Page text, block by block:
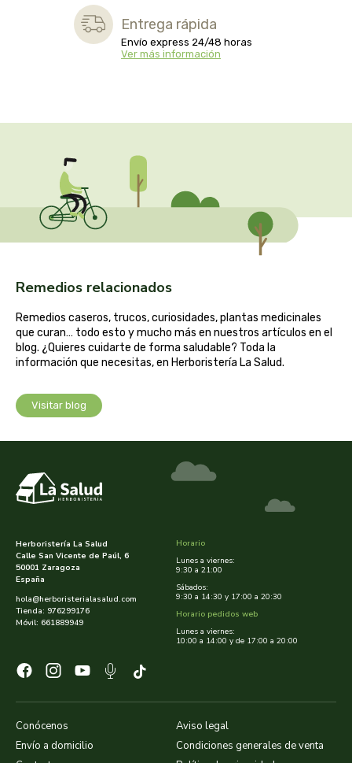
Entrega rápida
Envío express 24/48 horas
Ver más información
Remedios relacionados
Remedios caseros, trucos, curiosidades, plantas medicinales
que curan… todo esto y mucho más en nuestros artículos en el
blog. ¿Quieres cuidarte de forma saludable? Toda la
información que necesitas, en Herboristería La Salud.
Visitar blog
Herboristería La Salud
Calle San Vicente de Paúl, 6
50001 Zaragoza
España
hola@herboristerialasalud.com
Tienda: 976299176
Móvil: 661889949
Conócenos
Envío a domicilio
Aviso legal
Condiciones generales de venta
Horario
Lunes a viernes:
9:30 a 21:00
Sábados:
9:30 a 14:30 y 17:00 a 20:30
Horario pedidos web
Lunes a viernes:
10:00 a 14:00 y de 17:00 a 20:00
como una reina
cooperativa del campo virgen de la esperanza
cosnature
d shila
dento produts
derbos
designs for health
diego camaras- lotero
dielisa
dietisa
dietmil
dioxilife
dismages
dr dunner